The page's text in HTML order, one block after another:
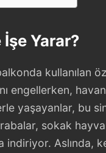
Yarar?
kullanılan
engellerken,
yaşayanlar, bu
sokak
indiriyor. Aslında,